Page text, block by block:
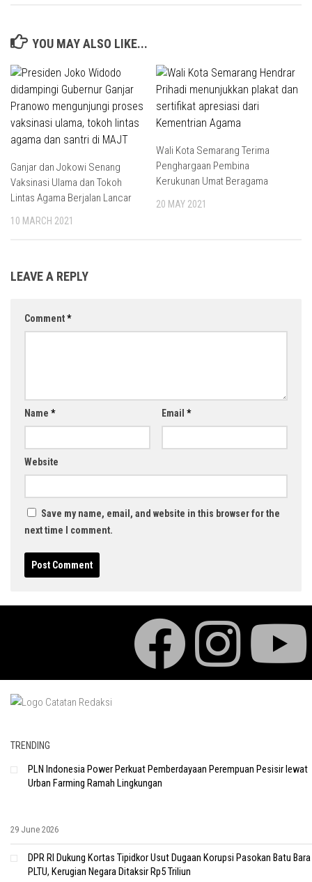
YOU MAY ALSO LIKE...
Ganjar dan Jokowi Senang
Vaksinasi Ulama dan Tokoh
Lintas Agama Berjalan Lancar
10 MARCH 2021
Wali Kota Semarang Terima
Penghargaan Pembina
Kerukunan Umat Beragama
20 MAY 2021
LEAVE A REPLY
Comment*
Name * Email *
Website
Save my name, email, and website in this browser for the
next time I comment.
TRENDING
PLN Indonesia Power Perkuat Pemberdayaan Perempuan Pesisir lewat
Urban Farming Ramah Lingkungan
29 June 2026
DPR RI Dukung Kortas Tipidkor Usut Dugaan Korupsi Pasokan Batu Bara
PLTU, Kerugian Negara Ditaksir Rp5 Triliun